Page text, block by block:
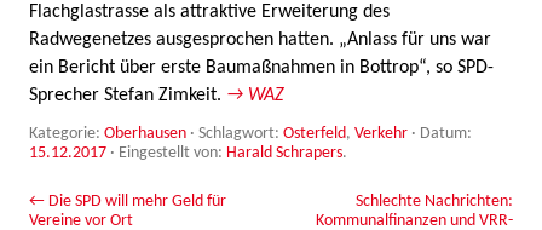
Flachglastrasse als attraktive Erweiterung des
Radwegenetzes ausgesprochen hatten. „Anlass für uns war
ein Bericht über erste Baumaßnahmen in Bottrop“, so SPD-
Sprecher Stefan Zimkeit. → WAZ
Kategorie: Oberhausen · Schlagwort: Osterfeld, Verkehr · Datum:
15.12.2017 · Eingestellt von: Harald Schrapers.
Beitrags-Navigation
← Die SPD will mehr Geld für
Vereine vor Ort
Schlechte Nachrichten:
Kommunalfinanzen und VRR-